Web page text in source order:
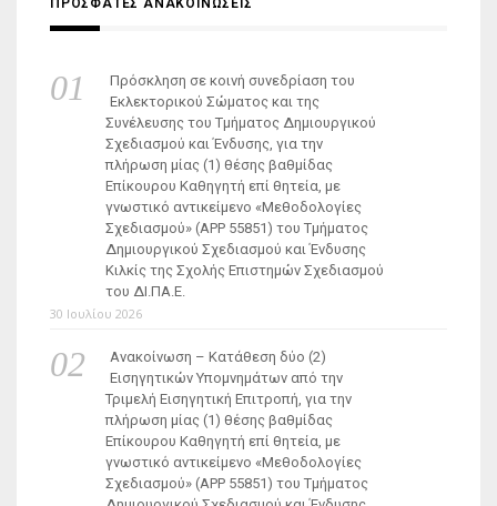
ΠΡΟΣΦΑΤΕΣ ΑΝΑΚΟΙΝΩΣΕΙΣ
Πρόσκληση σε κοινή συνεδρίαση του
Εκλεκτορικού Σώματος και της
Συνέλευσης του Τμήματος Δημιουργικού
Σχεδιασμού και Ένδυσης, για την
πλήρωση μίας (1) θέσης βαθμίδας
Επίκουρου Καθηγητή επί θητεία, με
γνωστικό αντικείμενο «Μεθοδολογίες
Σχεδιασμού» (ΑΡΡ 55851) του Τμήματος
Δημιουργικού Σχεδιασμού και Ένδυσης
Κιλκίς της Σχολής Επιστημών Σχεδιασμού
του ΔΙ.ΠΑ.Ε.
30 Ιουλίου 2026
Ανακοίνωση – Κατάθεση δύο (2)
Εισηγητικών Υπομνημάτων από την
Τριμελή Εισηγητική Επιτροπή, για την
πλήρωση μίας (1) θέσης βαθμίδας
Επίκουρου Καθηγητή επί θητεία, με
γνωστικό αντικείμενο «Μεθοδολογίες
Σχεδιασμού» (ΑΡΡ 55851) του Τμήματος